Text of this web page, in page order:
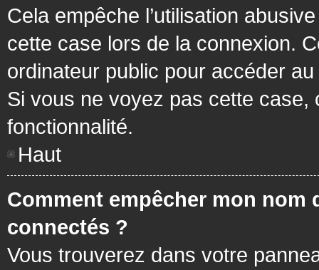
Cela empêche l’utilisation
cette case lors de la connexion.
ordinateur public pour accéder
Si vous ne voyez pas cette case,
fonctionnalité.
Haut
Comment empêcher mon nom
connectés ?
Vous trouverez dans votre